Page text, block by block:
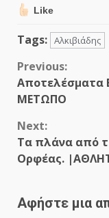
Like
Tags: Αλκιβιάδης
Continue
Reading
Previous:
Αποτελέσματα
ΜΕΤΩΠΟ
Next:
Τα πλάνα από
Ορφέας.
Αφήστε μια